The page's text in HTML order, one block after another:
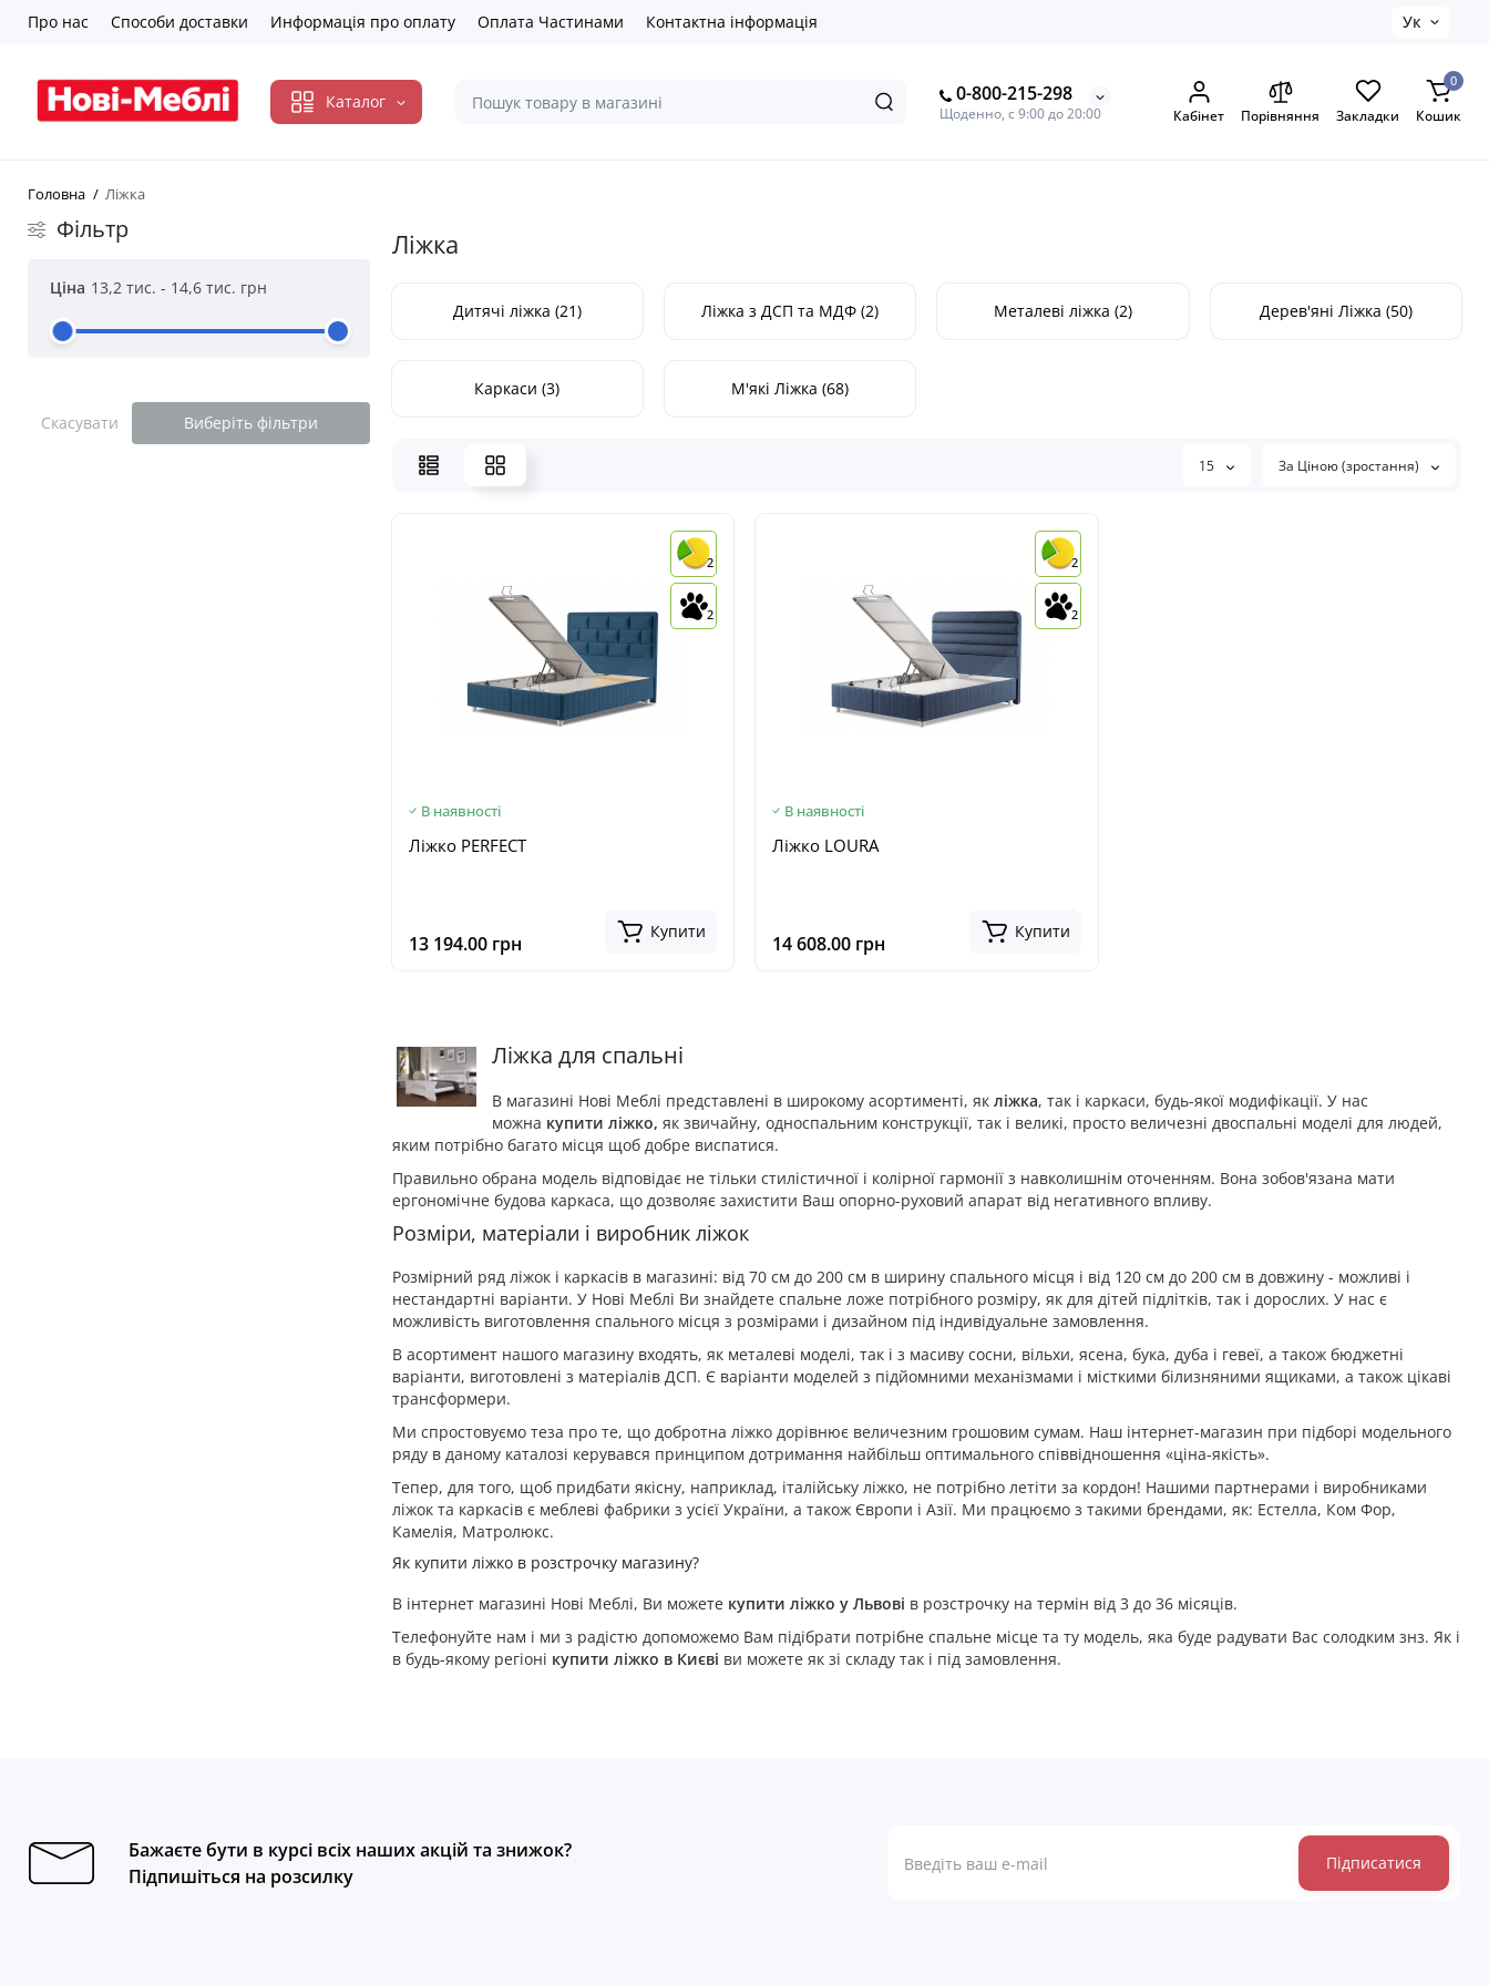
Про нас Способи доставки Информація про оплату Оплата Частинами Контактна інформація Ук
Каталог 0-800-215-298
Щоденно, с 9:00 до 20:00 Кабінет Порівняння Закладки
0
Кошик
Головна Ліжка
Фільтр
13,2 тис. - 14,6 тис. грн
Ціна
Скасувати Виберіть фільтри
Ліжка
Дитячі ліжка (21) Ліжка з ДСП та МДФ (2) Металеві ліжка (2) Дерев'яні Ліжка (50)
Каркаси (3) М'які Ліжка (68)
15 За Ціною (зростання)
2
2
В наявності
Ліжко PERFECT
13 194.00 грн
Купити
2
2
В наявності
Ліжко LOURA
14 608.00 грн
Купити
Ліжка для спальні
В магазині Нові Меблі представлені в широкому асортименті, як ліжка, так і каркаси, будь-якої модифікації. У нас
можна купити ліжко, як звичайну, односпальним конструкції, так і великі, просто величезні двоспальні моделі для людей,
яким потрібно багато місця щоб добре виспатися.
Правильно обрана модель відповідає не тільки стилістичної і колірної гармонії з навколишнім оточенням. Вона зобов'язана мати
ергономічне будова каркаса, що дозволяє захистити Ваш опорно-руховий апарат від негативного впливу.
Розміри, матеріали і виробник ліжок
Розмірний ряд ліжок і каркасів в магазині: від 70 см до 200 см в ширину спального місця і від 120 см до 200 см в довжину - можливі і
нестандартні варіанти. У Нові Меблі Ви знайдете спальне ложе потрібного розміру, як для дітей підлітків, так і дорослих. У нас є
можливість виготовлення спального місця з розмірами і дизайном під індивідуальне замовлення.
В асортимент нашого магазину входять, як металеві моделі, так і з масиву сосни, вільхи, ясена, бука, дуба і гевеї, а також бюджетні
варіанти, виготовлені з матеріалів ДСП. Є варіанти моделей з підйомними механізмами і місткими білизняними ящиками, а також цікаві
трансформери.
Ми спростовуємо теза про те, що добротна ліжко дорівнює величезним грошовим сумам. Наш інтернет-магазин при підборі модельного
ряду в даному каталозі керувався принципом дотримання найбільш оптимального співвідношення «ціна-якість».
Тепер, для того, щоб придбати якісну, наприклад, італійську ліжко, не потрібно летіти за кордон! Нашими партнерами і виробниками
ліжок та каркасів є меблеві фабрики з усієї України, а також Європи і Азії. Ми працюємо з такими брендами, як: Естелла, Ком Фор,
Камелія, Матролюкс.
Як купити ліжко в розстрочку магазину?
В інтернет магазині Нові Меблі, Ви можете купити ліжко у Львові в розстрочку на термін від 3 до 36 місяців.
Телефонуйте нам і ми з радістю допоможемо Вам підібрати потрібне спальне місце та ту модель, яка буде радувати Вас солодким знз. Як і
в будь-якому регіоні купити ліжко в Києві ви можете як зі складу так і під замовлення.
Бажаєте бути в курсі всіх наших акцій та знижок?
Підпишіться на розсилку
Підписатися